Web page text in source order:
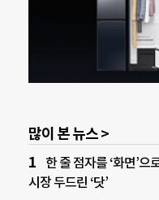
많이 본 뉴스 >
한 줄 점자를 ‘화면’
시장 두드린 ‘닷’